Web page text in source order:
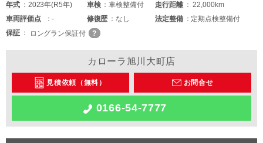
年式 2023年(R5年) 車検 車検整備付 走行距離
22,000km
車両評価点 - 修復歴 なし 法定整備
定期点検整備付
保証
ロングラン保証付
カローラ旭川大町店
見積依頼（無料） お問合せ
0166-54-7777